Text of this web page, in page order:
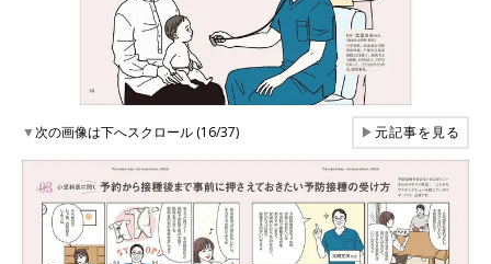
▼次の画像は下へスクロール (16/37) ▶元記事を見る